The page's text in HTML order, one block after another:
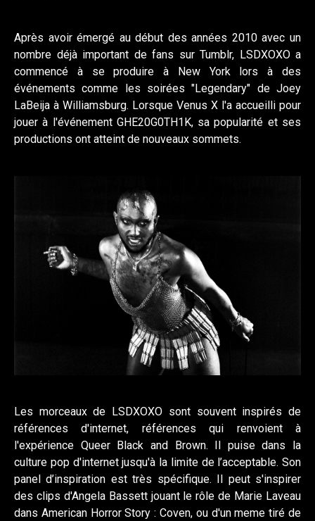
Après avoir émergé au début des années 2010 avec un
nombre déjà important de fans sur Tumblr, LSDXOXO a
commencé à se produire à New York lors à des
événements comme les soirées "Legendary" de Joey
LaBeija à Williamsburg. Lorsque Venus X l'a accueilli pour
jouer à l'événement GHE20G0TH1K, sa popularité et ses
productions ont atteint de nouveaux sommets.
Les morceaux de LSDXOXO sont souvent inspirés de
références d'internet, références qui renvoient à
l'expérience Queer Black and Brown. Il puise dans la
culture pop d'internet jusqu'à la limite de l’acceptable. Son
panel d’inspiration est très spécifique. Il peut s'inspirer
des clips d'Angela Bassett jouant le rôle de Marie Laveau
dans American Horror Story : Coven, ou d'un meme tiré de